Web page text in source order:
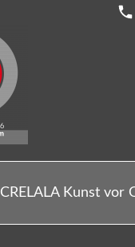
CRELALA Kunst vor